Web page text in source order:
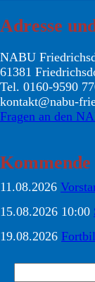
Adresse
NABU
61381
Tel. 0160-9590
kontakt@nabu-
Fragen an den
11.08.2026
15.08.2026 10:00
19.08.2026